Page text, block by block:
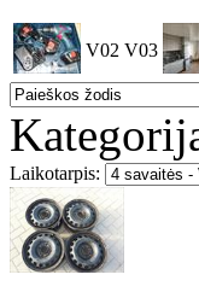
V02 V03
Laikotarpis: